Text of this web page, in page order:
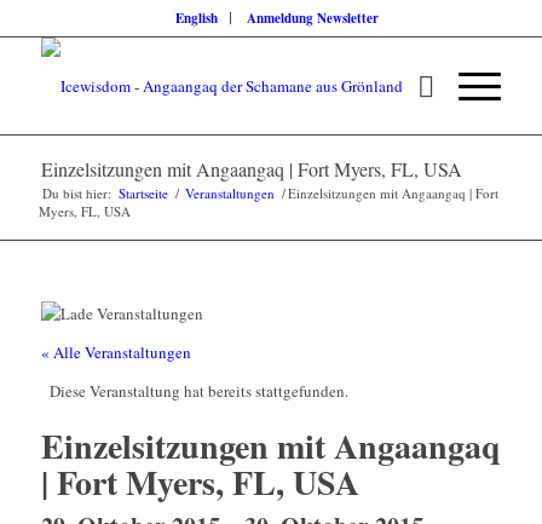
English Anmeldung Newsletter
Einzelsitzungen mit Angaangaq | Fort Myers, FL, USA
Du bist hier: Startseite / Veranstaltungen /Einzelsitzungen mit Angaangaq | Fort
Myers, FL, USA
« Alle Veranstaltungen
Diese Veranstaltung hat bereits stattgefunden.
Einzelsitzungen mit Angaangaq
| Fort Myers, FL, USA